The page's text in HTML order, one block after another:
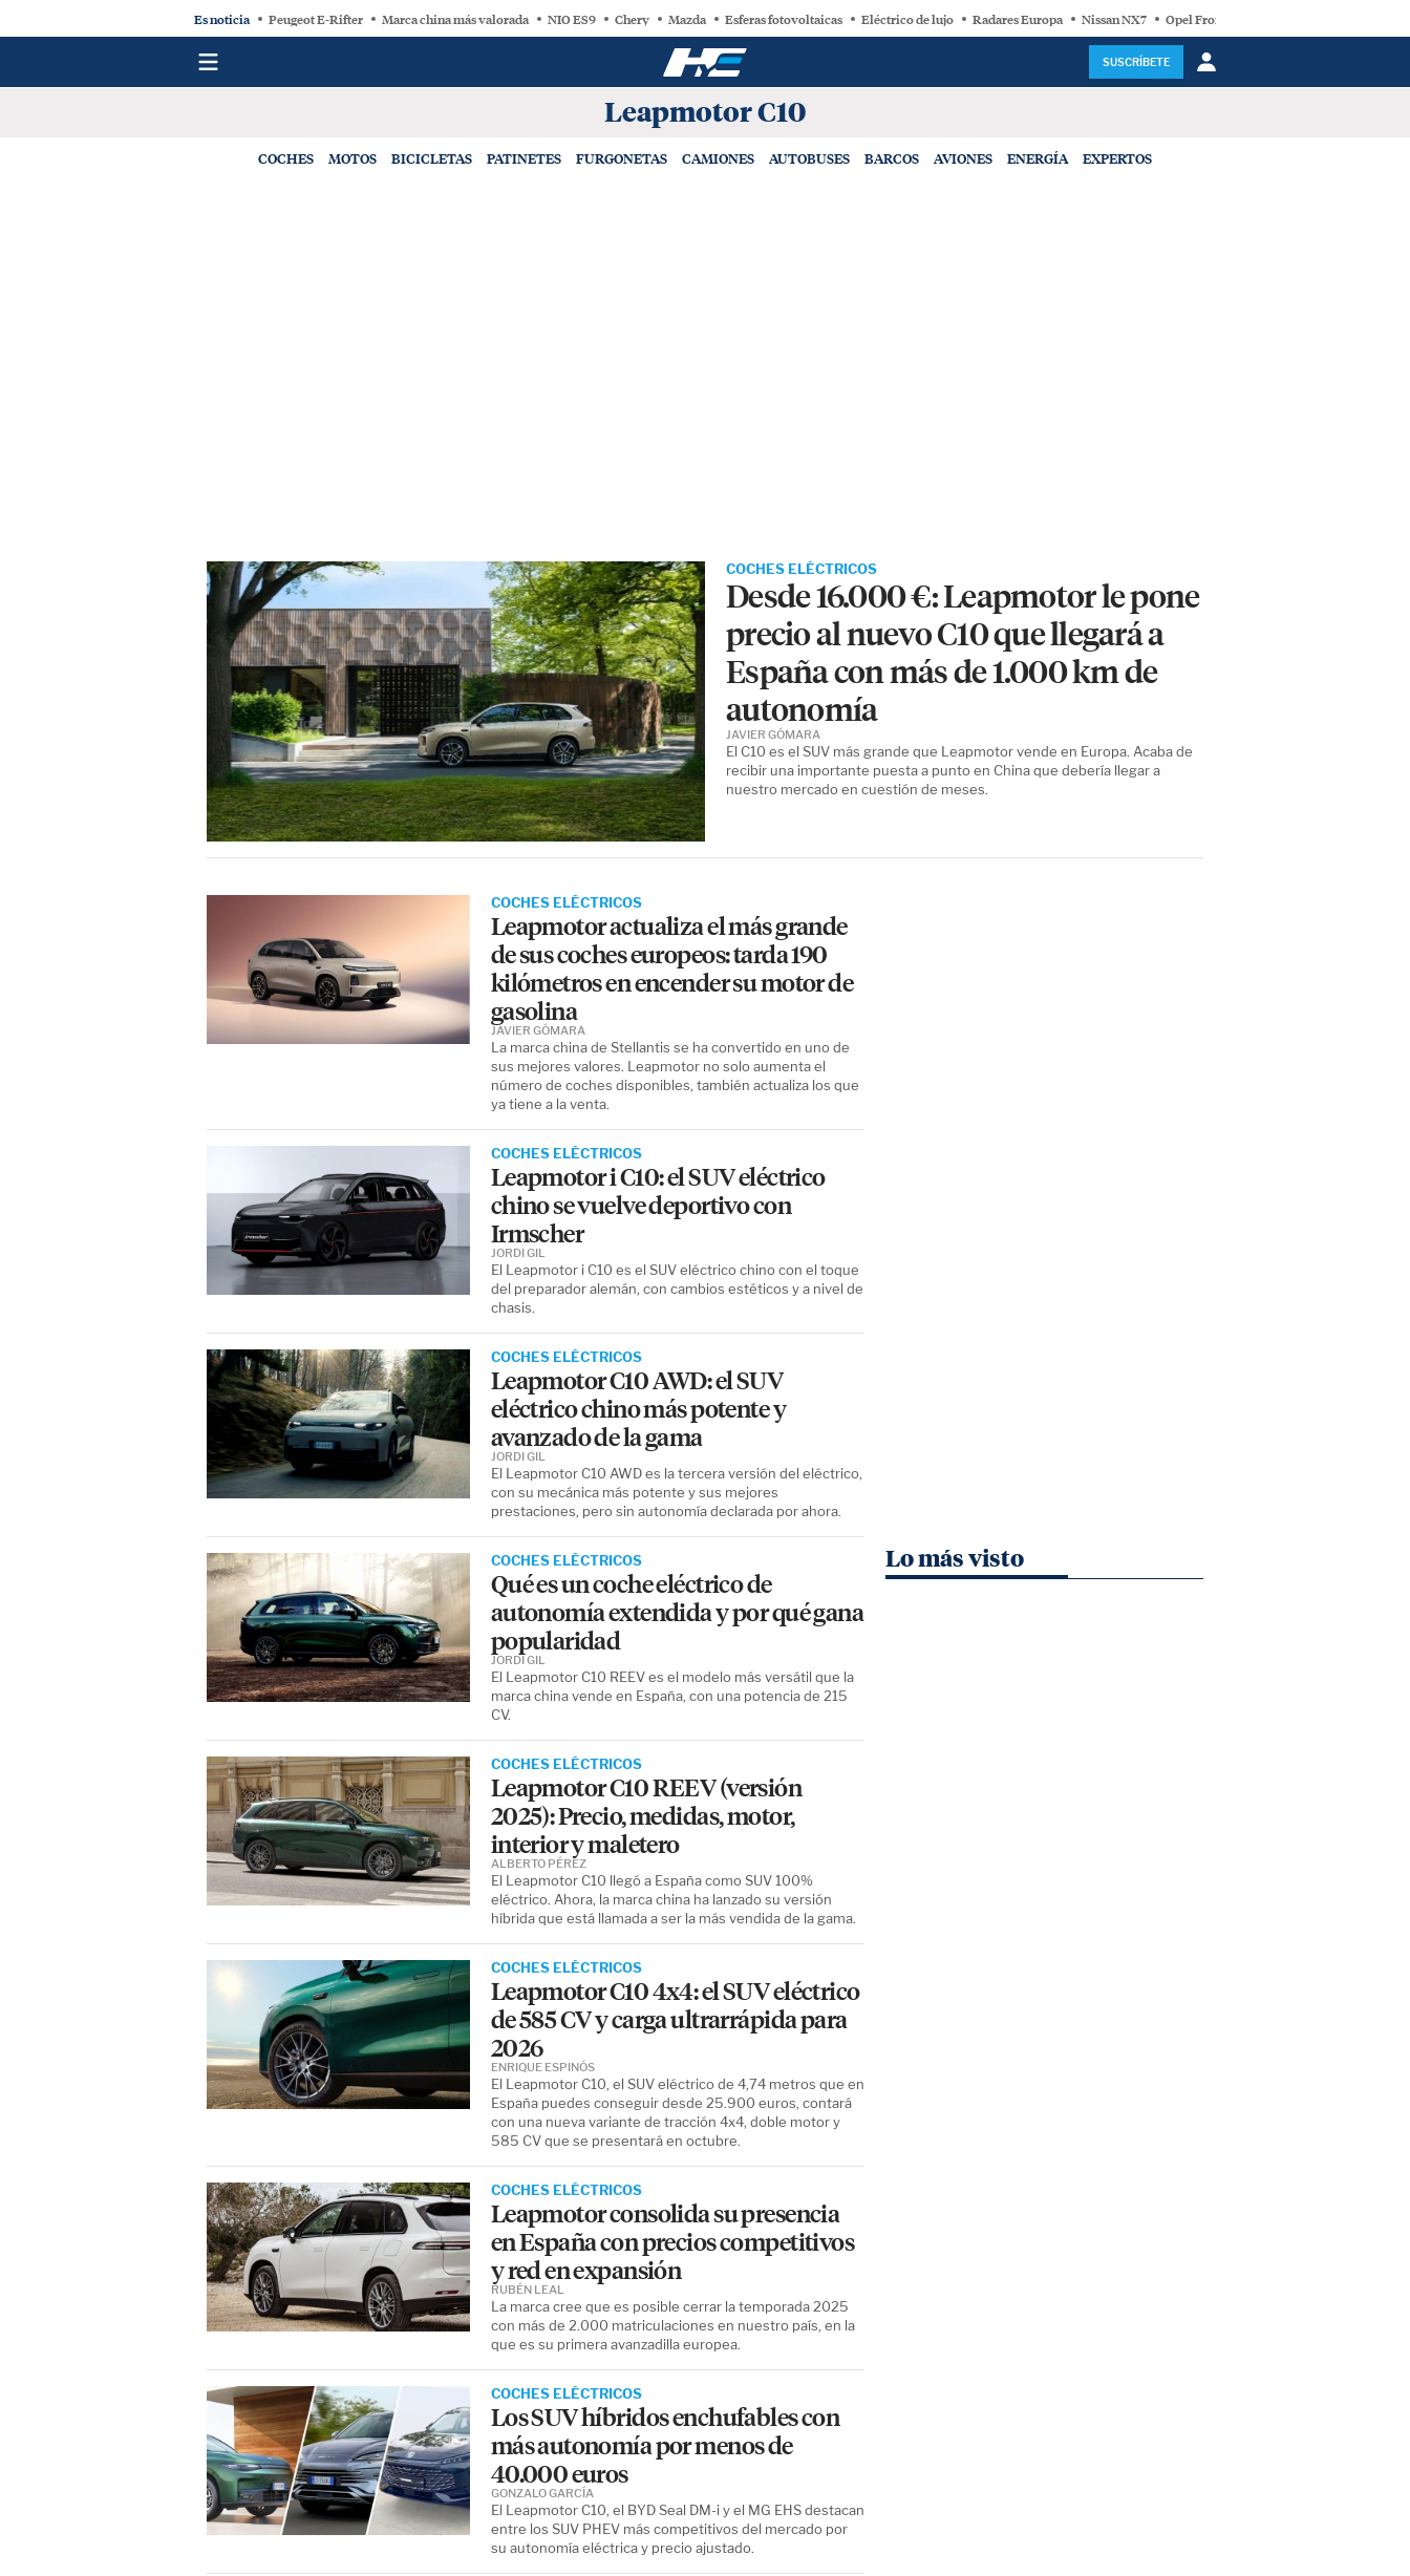
Es noticia Peugeot E-Rifter Marca china más valorada NIO ES9 Chery Mazda Esferas fotovoltaicas Eléctrico de lujo Radares Europa Nissan NX7 Opel Frontera Electric
SUSCRÍBETE
Leapmotor C10
COCHES MOTOS BICICLETAS PATINETES FURGONETAS CAMIONES AUTOBUSES BARCOS AVIONES ENERGÍA EXPERTOS
COCHES ELÉCTRICOS
Desde 16.000 €: Leapmotor le pone
precio al nuevo C10 que llegará a
España con más de 1.000 km de
autonomía
El C10 es el SUV más grande que Leapmotor vende en Europa. Acaba de
recibir una importante puesta a punto en China que debería llegar a
nuestro mercado en cuestión de meses.
JAVIER GÓMARA
COCHES ELÉCTRICOS
Leapmotor actualiza el más grande
de sus coches europeos: tarda 190
kilómetros en encender su motor de
gasolina
La marca china de Stellantis se ha convertido en uno de
sus mejores valores. Leapmotor no solo aumenta el
número de coches disponibles, también actualiza los que
ya tiene a la venta.
JAVIER GÓMARA
COCHES ELÉCTRICOS
Leapmotor i C10: el SUV eléctrico
chino se vuelve deportivo con
Irmscher
El Leapmotor i C10 es el SUV eléctrico chino con el toque
del preparador alemán, con cambios estéticos y a nivel de
chasis.
JORDI GIL
COCHES ELÉCTRICOS
Leapmotor C10 AWD: el SUV
eléctrico chino más potente y
avanzado de la gama
El Leapmotor C10 AWD es la tercera versión del eléctrico,
con su mecánica más potente y sus mejores
prestaciones, pero sin autonomía declarada por ahora.
JORDI GIL
COCHES ELÉCTRICOS
Qué es un coche eléctrico de
autonomía extendida y por qué gana
popularidad
El Leapmotor C10 REEV es el modelo más versátil que la
marca china vende en España, con una potencia de 215
CV.
JORDI GIL
COCHES ELÉCTRICOS
Leapmotor C10 REEV (versión
2025): Precio, medidas, motor,
interior y maletero
El Leapmotor C10 llegó a España como SUV 100%
eléctrico. Ahora, la marca china ha lanzado su versión
híbrida que está llamada a ser la más vendida de la gama.
ALBERTO PÉREZ
COCHES ELÉCTRICOS
Leapmotor C10 4x4: el SUV eléctrico
de 585 CV y carga ultrarrápida para
2026
El Leapmotor C10, el SUV eléctrico de 4,74 metros que en
España puedes conseguir desde 25.900 euros, contará
con una nueva variante de tracción 4x4, doble motor y
585 CV que se presentará en octubre.
ENRIQUE ESPINÓS
COCHES ELÉCTRICOS
Leapmotor consolida su presencia
en España con precios competitivos
y red en expansión
La marca cree que es posible cerrar la temporada 2025
con más de 2.000 matriculaciones en nuestro país, en la
que es su primera avanzadilla europea.
RUBÉN LEAL
COCHES ELÉCTRICOS
Los SUV híbridos enchufables con
más autonomía por menos de
40.000 euros
El Leapmotor C10, el BYD Seal DM-i y el MG EHS destacan
entre los SUV PHEV más competitivos del mercado por
su autonomía eléctrica y precio ajustado.
GONZALO GARCÍA
Lo más visto